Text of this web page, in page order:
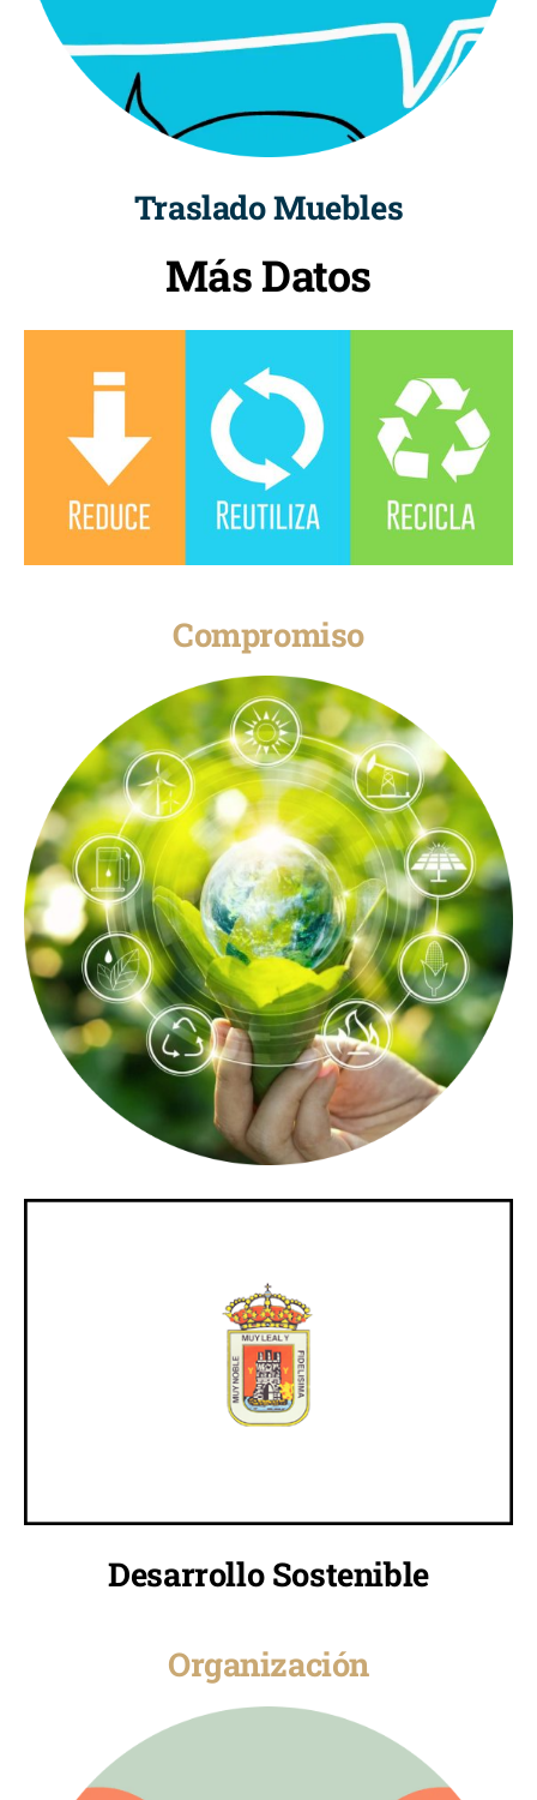
Traslado Muebles
Más Datos
Compromiso
Desarrollo Sostenible
Organización